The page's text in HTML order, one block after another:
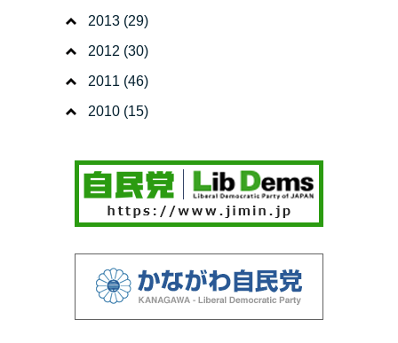
2013 (29)
2012 (30)
2011 (46)
2010 (15)